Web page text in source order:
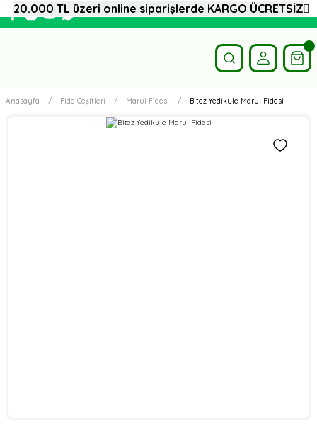
Anasayfa Fide Çeşitleri Marul Fidesi Bitez Yedikule Marul Fidesi
20.000 TL üzeri online siparişlerde KARGO ÜCRETSİZ